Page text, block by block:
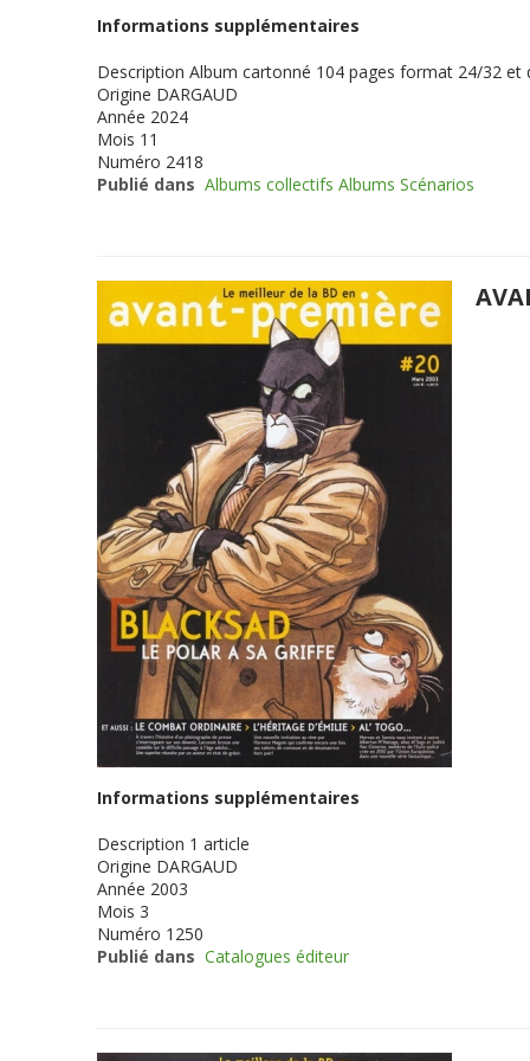
Informations supplémentaires
Description Album cartonné 104 pages format 24/32 et
Origine DARGAUD
Année 2024
Mois 11
Numéro 2418
Publié dans Albums collectifs Albums Scénarios
Informations supplémentaires
Description 1 article
Origine DARGAUD
Année 2003
Mois 3
Numéro 1250
Publié dans Catalogues éditeur